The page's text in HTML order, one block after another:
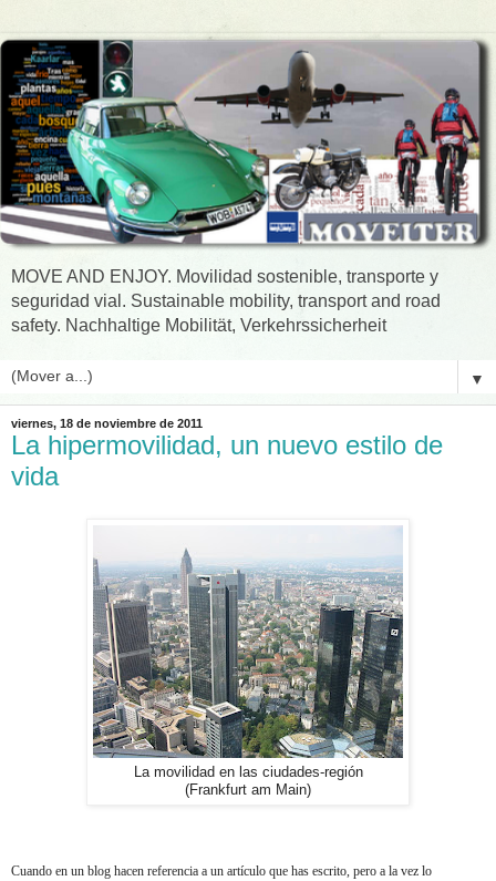
MOVE AND ENJOY. Movilidad sostenible, transporte y
seguridad vial. Sustainable mobility, transport and road
safety. Nachhaltige Mobilität, Verkehrssicherheit
▼
viernes, 18 de noviembre de 2011
La hipermovilidad, un nuevo estilo de
vida
La movilidad en las ciudades-región
(Frankfurt am Main)
Cuando en un blog hacen referencia a un artículo que has escrito, pero a la vez lo